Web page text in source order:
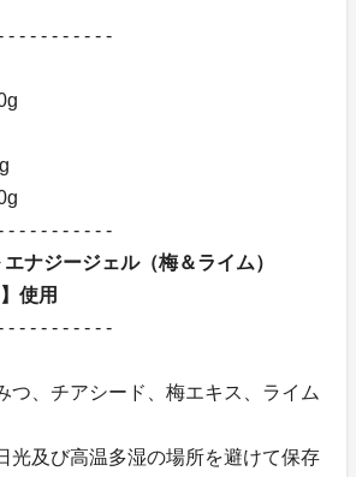
- - - - - - - - - -
- - - - - - - - - -
ナジージェル（梅＆ライム）
使用
- - - - - - - - - -
つ、チアシード、梅エキス、ライム
光及び高温多湿の場所を避けて保存